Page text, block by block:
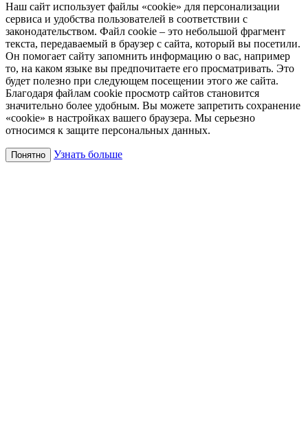
Наш сайт использует файлы «cookie» для персонализации
сервиса и удобства пользователей в соответствии с
законодательством. Файл cookie – это небольшой фрагмент
текста, передаваемый в браузер с сайта, который вы посетили.
Он помогает сайту запомнить информацию о вас, например
то, на каком языке вы предпочитаете его просматривать. Это
будет полезно при следующем посещении этого же сайта.
Благодаря файлам cookie просмотр сайтов становится
значительно более удобным. Вы можете запретить сохранение
«cookie» в настройках вашего браузера. Мы серьезно
относимся к защите персональных данных.
Понятно Узнать больше